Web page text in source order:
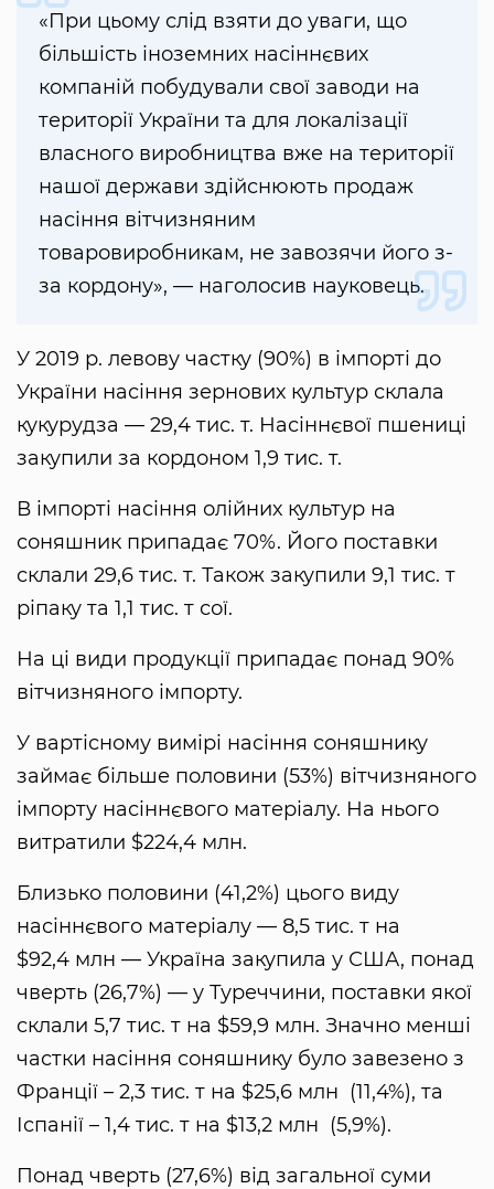
«При цьому слід взяти до уваги, що
більшість іноземних насіннєвих
компаній побудували свої заводи на
території України та для локалізації
власного виробництва вже на території
нашої держави здійснюють продаж
насіння вітчизняним
товаровиробникам, не завозячи його з-
за кордону», — наголосив науковець.
У 2019 р. левову частку (90%) в імпорті до
України насіння зернових культур склала
кукурудза — 29,4 тис. т. Насіннєвої пшениці
закупили за кордоном 1,9 тис. т.
В імпорті насіння олійних культур на
соняшник припадає 70%. Його поставки
склали 29,6 тис. т. Також закупили 9,1 тис. т
ріпаку та 1,1 тис. т сої.
На ці види продукції припадає понад 90%
вітчизняного імпорту.
У вартісному вимірі насіння соняшнику
займає більше половини (53%) вітчизняного
імпорту насіннєвого матеріалу. На нього
витратили $224,4 млн.
Близько половини (41,2%) цього виду
насіннєвого матеріалу — 8,5 тис. т на
$92,4 млн — Україна закупила у США, понад
чверть (26,7%) — у Туреччини, поставки якої
склали 5,7 тис. т на $59,9 млн. Значно менші
частки насіння соняшнику було завезено з
Франції – 2,3 тис. т на $25,6 млн (11,4%), та
Іспанії – 1,4 тис. т на $13,2 млн (5,9%).
Понад чверть (27,6%) від загальної суми